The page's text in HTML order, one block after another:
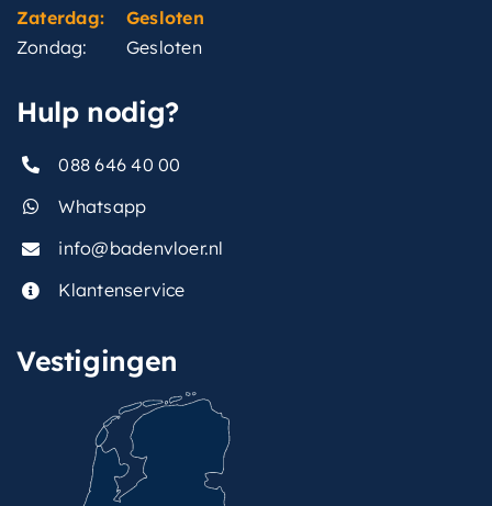
Zaterdag:
Gesloten
Zondag:
Gesloten
Hulp nodig?
088 646 40 00
Whatsapp
info@badenvloer.nl
Klantenservice
Vestigingen